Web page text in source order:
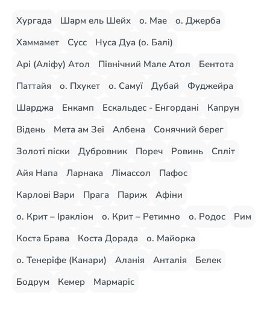
Хургада Шарм ель Шейх о. Мае
о. Джерба
Хаммамет
Сусс
Нуса Дуа (о. Балі)
Арі (Аліфу) Атол
Північний Мале Атол
Бентота
Паттайя
о. Пхукет о. Самуї Дубай
Фуджейра
Шарджа
Енкамп Ескальдес - Енгордані
Капрун
Відень
Мета ам Зеї Албена
Сонячний берег
Золоті піски
Дубровник Пореч Ровинь
Спліт
Айя Напа
Ларнака Лімассол
Пафос
Карлові Вари
Прага Париж
Афіни
о. Крит – Іракліон
о. Крит – Ретимно о. Родос
Рим
Коста Брава
Коста Дорада
о. Майорка
о. Тенеріфе (Канари)
Аланія Анталія
Белек
Бодрум
Кемер Мармаріс